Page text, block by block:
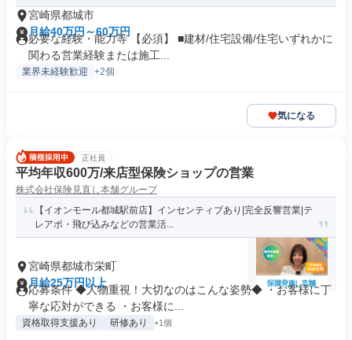
宮崎県都城市
月給40万円～60万円
必要な経験・能力等 【必須】 ■建材/住宅設備/住宅いずれかに
関わる営業経験または施工...
業界未経験歓迎 +2個
気になる
正社員
平均年収600万/来店型保険ショップの営業
株式会社保険見直し本舗グループ
【イオンモール都城駅前店】インセンティブあり|完全反響営業|テ
レアポ・飛び込みなどの営業活...
宮崎県都城市栄町
月給25万円以上
応募条件 ◆人物重視！大切なのはこんな姿勢◆ ・お客様に丁
寧な応対ができる ・お客様に...
資格取得支援あり 研修あり +1個